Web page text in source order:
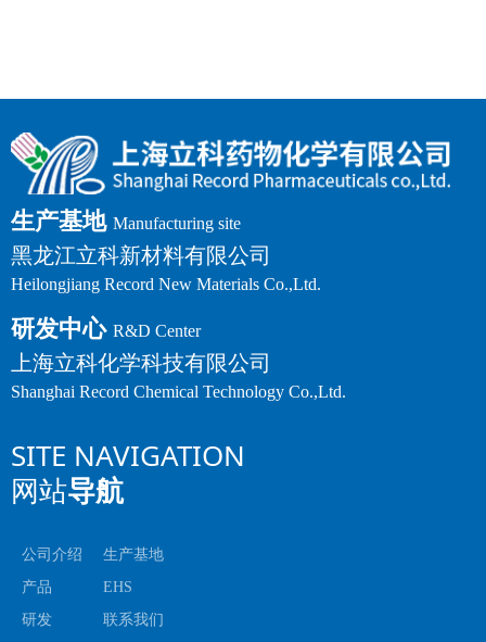
公司介绍
产品
研发
生产基地
EHS
联系我们
SITE NAVIGATION
网站导航
生产基地 Manufacturing site
黑龙江立科新材料有限公司
Heilongjiang Record New Materials Co.,Ltd.
研发中心 R&D Center
上海立科化学科技有限公司
Shanghai Record Chemical Technology Co.,Ltd.